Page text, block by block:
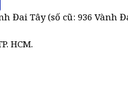
Đai Tây (số cũ: 936 Vành
HCM.